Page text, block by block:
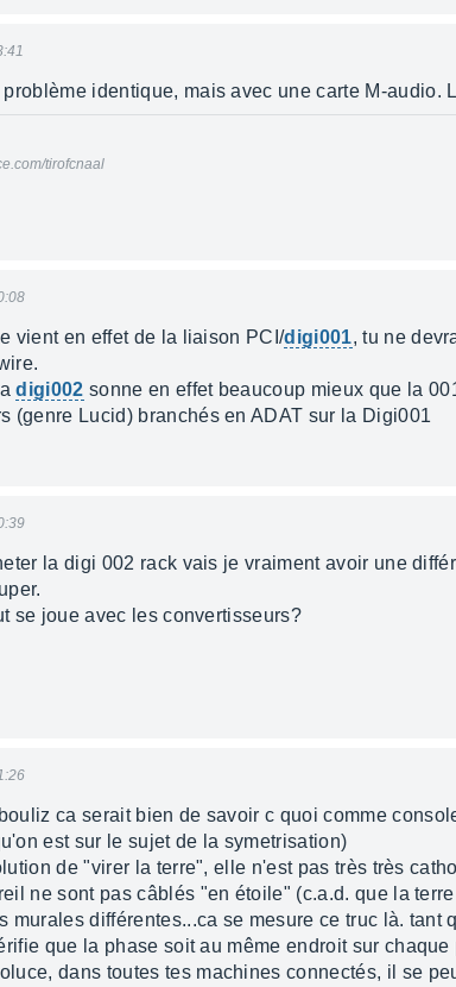
identique, mais avec une carte M-audio.
tirofcnaal
vient en effet de la liaison PCI/digi001, tu ne
digi002 sonne en effet beaucoup mieux que la
(genre Lucid) branchés en ADAT sur la Digi001
la digi 002 rack vais je vraiment avoir une
se joue avec les convertisseurs?
ca serait bien de savoir c quoi comme
est sur le sujet de la symetrisation)
de "virer la terre", elle n'est pas très très
ne sont pas câblés "en étoile" (c.a.d. que la
murales différentes...ca se mesure ce truc là.
que la phase soit au même endroit sur chaque
dans toutes tes machines connectés, il se